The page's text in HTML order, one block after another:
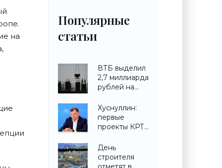
на
Популярные
статьи
ВТБ выделил
2,7 миллиарда
рублей на
ЖК в
Симферополе -
«Строительство»
Хуснуллин:
первые
проекты КРТ
городах ДНР -
«Строительство»
День
строителя